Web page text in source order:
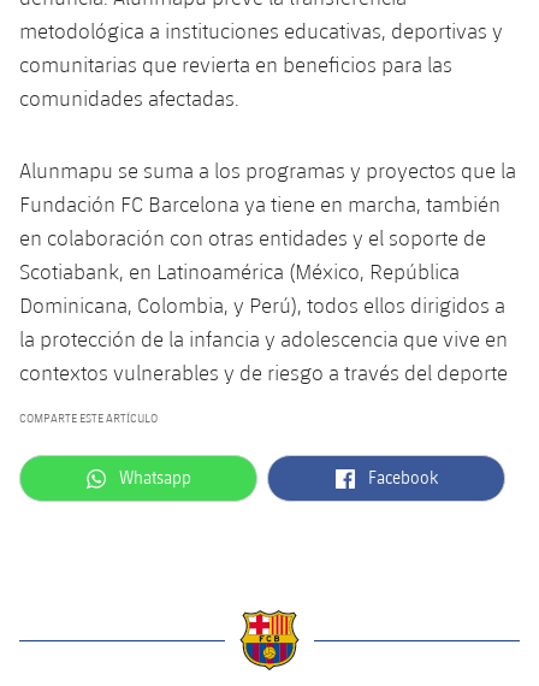
metodológica a instituciones educativas, deportivas y
comunitarias que revierta en beneficios para las
comunidades afectadas.
Alunmapu se suma a los programas y proyectos que la
Fundación FC Barcelona ya tiene en marcha, también
en colaboración con otras entidades y el soporte de
Scotiabank, en Latinoamérica (México, República
Dominicana, Colombia, y Perú), todos ellos dirigidos a
la protección de la infancia y adolescencia que vive en
contextos vulnerables y de riesgo a través del deporte
COMPARTE ESTE ARTÍCULO
label.aria.whatsapp
Whatsapp label.aria.facebook
Facebook